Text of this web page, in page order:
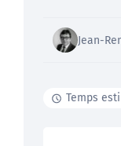
Jean-
Temps